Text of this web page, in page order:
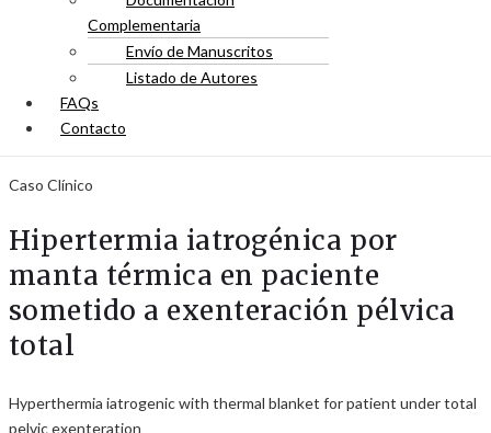
Complementaria
Envío de Manuscritos
Listado de Autores
FAQs
Contacto
Caso Clínico
Hipertermia iatrogénica por
manta térmica en paciente
sometido a exenteración pélvica
total
Hyperthermia iatrogenic with thermal blanket for patient under total
pelvic exenteration